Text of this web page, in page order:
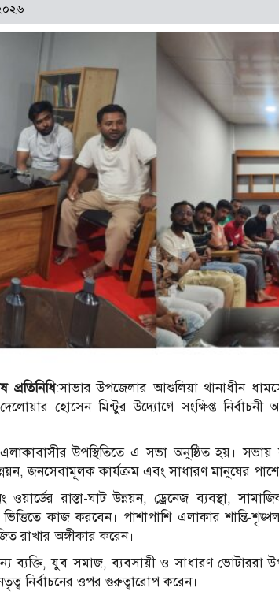
:সাভার উপজেলার আশুলিয়া থানাধীন
দেলোয়ার হোসেন মিন্টুর উদ্যোগে সংক্ষিপ্ত
উপস্থিতিতে এ সভা অনুষ্ঠিত হয়। সভায়
জনসেবামূলক কার্যক্রম এবং সাধারণ মানুষের
ওয়ার্ডের রাস্তা-ঘাট উন্নয়ন, ড্রেনেজ ব্যবস্থা,
ভিত্তিতে কাজ করবেন। পাশাপাশি এলাকার শান্তি-
রাখার অঙ্গীকার করেন।
ব্যক্তি, যুব সমাজ, ব্যবসায়ী ও সাধারণ ভোটাররা
নির্বাচনের ওপর গুরুত্বারোপ করেন।